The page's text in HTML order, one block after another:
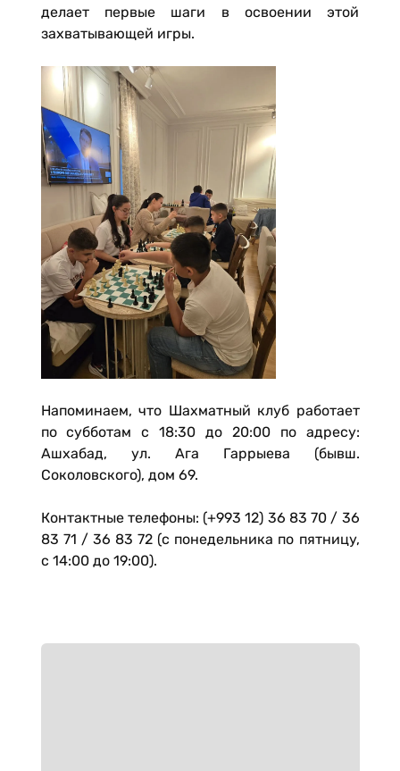
делает первые шаги в освоении этой
захватывающей игры.
Напоминаем, что Шахматный клуб работает
по субботам с 18:30 до 20:00 по адресу:
Ашхабад, ул. Ага Гаррыева (бывш.
Соколовского), дом 69.
Контактные телефоны: (+993 12) 36 83 70 / 36
83 71 / 36 83 72 (c понедельника по пятницу,
c 14:00 до 19:00).